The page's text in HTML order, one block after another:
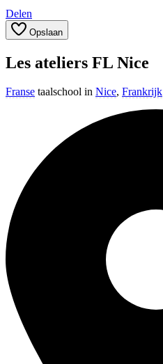
Delen
Opslaan
Les ateliers FL Nice
Franse taalschool in Nice, Frankrijk